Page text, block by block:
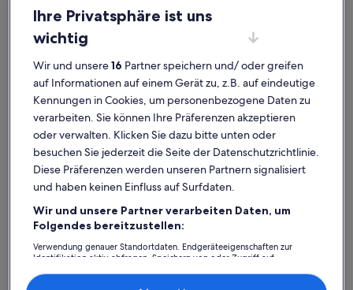
Ørestad Ferienunterkünfte nahe Royal Golf Center
Ferienunterkünfte bieten dir für deinen Aufenthalt mit Freunden,
Familie oder Haustieren alles, worauf es ankommt, wie einen Garten
und einen Pool. Was auch immer du dir vorstellst, du findest
bestimmt genau die Art von Unterkunft, die all deine Bedürfnisse
erfüllt – das Angebot bei uns ist vielfältig und umfasst Häuser, die
über barrierarme Optionen verfügen oder geeignet für
Nichtraucher sind.
Finde Unterkünfte ganz nach deinem
Geschmack
Suche nach FerienhäusernSuche nach Ferienwohnungen oder
Suche nach
Ihre Privatsphäre ist uns
wichtig
Wir und unsere16 Partner speichern und/ oder greifen
auf Informationen auf einem Gerät zu, z.B. auf eindeutige
Kennungen in Cookies, um personenbezogene Daten zu
verarbeiten. Sie können Ihre Präferenzen akzeptieren
oder verwalten. Klicken Sie dazu bitte unten oder
besuchen Sie jederzeit die Seite der Datenschutzrichtlinie.
Diese Präferenzen werden unseren Partnern signalisiert
und haben keinen Einfluss auf Surfdaten.
Wir und unsere Partner verarbeiten Daten, um
Folgendes bereitzustellen:
Verwendung genauer Standortdaten. Endgeräteeigenschaften zur
Identifikation aktiv abfragen. Speichern von oder Zugriff auf
Inhalte, Messung von Werbeleistung und der Performance von Inhalten,